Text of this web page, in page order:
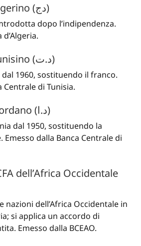
DZD — Dinar Algerino (دج)
dopo l’indipendenza.
TND — Dinar Tunisino (د.ت)
1960, sostituendo il franco.
Centrale di Tunisia.
JOD — Dinar Giordano (د.ا)
dal 1950, sostituendo la
dalla Banca Centrale di
dell’Africa Occidentale
nazioni dell’Africa Occidentale in
si applica un accordo di
Emesso dalla BCEAO.